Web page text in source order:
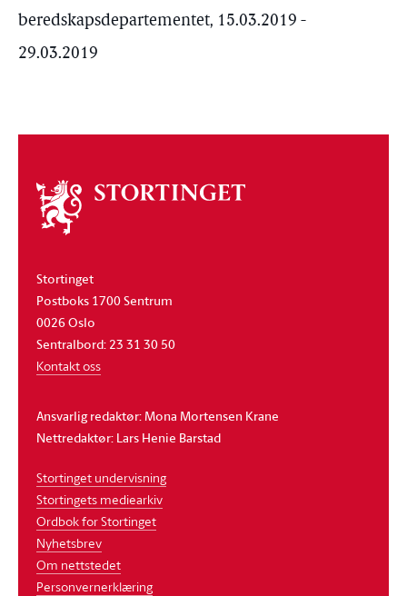
beredskapsdepartementet, 15.03.2019 -
29.03.2019
Om
stortinget
Stortinget
Postboks 1700 Sentrum
0026 Oslo
Sentralbord: 23 31 30 50
Kontakt oss
Ansvarlig redaktør: Mona Mortensen Krane
Nettredaktør: Lars Henie Barstad
Stortinget undervisning
Stortingets mediearkiv
Ordbok for Stortinget
Nyhetsbrev
Om nettstedet
Personvernerklæring